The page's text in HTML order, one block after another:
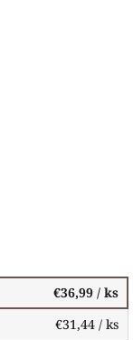
€36,99 / ks
€31,44 / ks